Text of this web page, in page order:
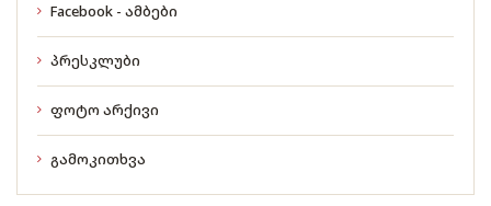
Facebook - ამბები
პრესკლუბი
ფოტო არქივი
გამოკითხვა